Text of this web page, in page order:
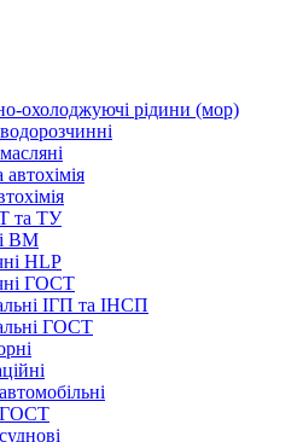
охолоджуючі рідини (мор)
та ТУ
ВМ
HLP
ГОСТ
ІГП та ІНСП
ГОСТ
ГОСТ